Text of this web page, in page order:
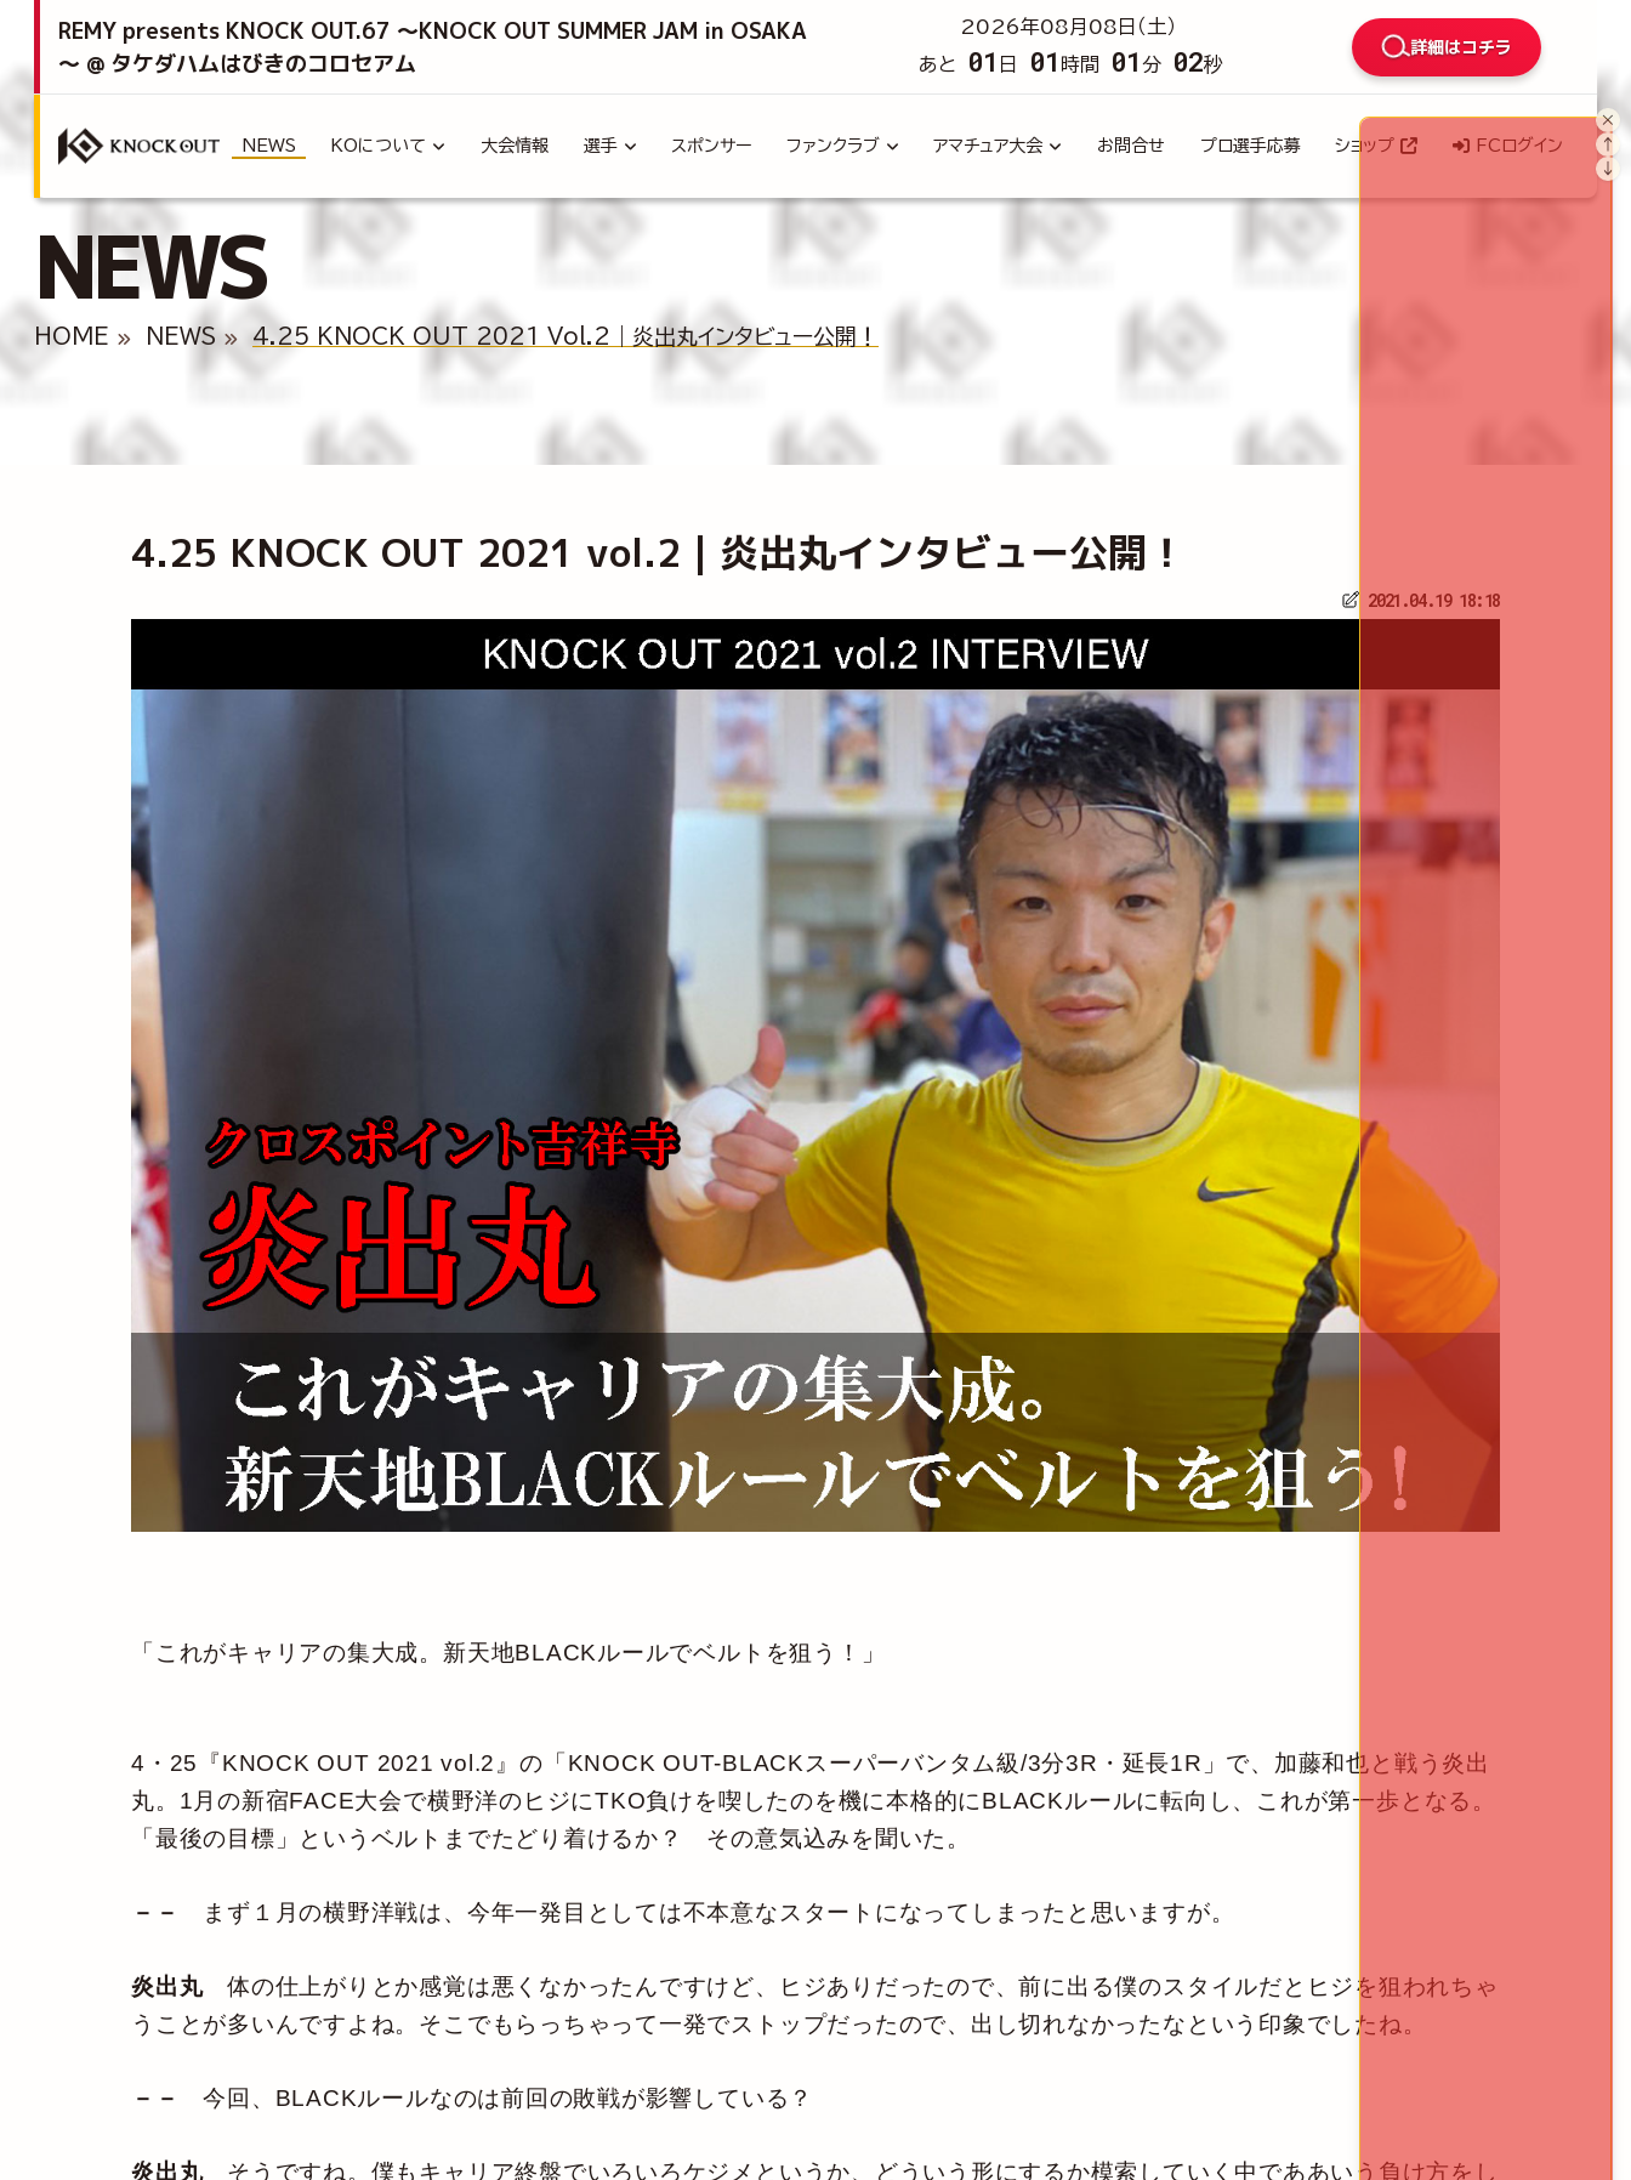
REMY presents KNOCK OUT.67 ～KNOCK OUT SUMMER JAM in OSAKA
～ @ タケダハムはびきのコロセアム
2026年08月08日（土）
あと
01 日 01 時間 01 分 01秒
詳細はコチラ
NEWS KOについて 大会情報 選手 スポンサー ファンクラブ アマチュア大会 お問合せ プロ選手応募 ショップ FCログイン
NEWS
HOME NEWS 4.25 KNOCK OUT 2021 Vol.2｜炎出丸インタビュー公開！
4.25 KNOCK OUT 2021 vol.2｜炎出丸インタビュー公開！
2021.04.19 18:18
「これがキャリアの集大成。新天地BLACKルールでベルトを狙う！」
4・25『KNOCK OUT 2021 vol.2』の「KNOCK OUT-BLACKスーパーバンタム級/3分3R・延長1R」で、加藤和也と戦う炎出
丸。1月の新宿FACE大会で横野洋のヒジにTKO負けを喫したのを機に本格的にBLACKルールに転向し、これが第一歩となる。
「最後の目標」というベルトまでたどり着けるか？ その意気込みを聞いた。
－－ まず１月の横野洋戦は、今年一発目としては不本意なスタートになってしまったと思いますが。
炎出丸体の仕上がりとか感覚は悪くなかったんですけど、ヒジありだったので、前に出る僕のスタイルだとヒジを狙われちゃ
うことが多いんですよね。そこでもらっちゃって一発でストップだったので、出し切れなかったなという印象でしたね。
－－今回、BLACKルールなのは前回の敗戦が影響している？
炎出丸そうですね。僕もキャリア終盤でいろいろケジメというか、どういう形にするか模索していく中でああいう負け方をし
×
↑
↓